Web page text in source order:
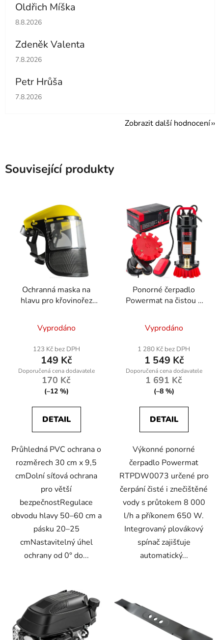
Oldřich Míška
Hodnocení obchodu je 5 z 5 hvězdiček.
8.8.2026
Zdeněk Valenta
Hodnocení obchodu je 5 z 5 hvězdiček.
7.8.2026
Petr Hrůša
Hodnocení obchodu je 5 z 5 hvězdiček.
7.8.2026
Zobrazit další hodnocení
Související produkty
Ochranná maska na
hlavu pro křovinořez
Vyprodáno
123 Kč bez DPH
149 Kč
170 Kč
(–12 %)
DETAIL
Průhledná PVC ochrana o
rozměrech 30 cm x 9,5
cmDolní síťová ochrana
pro větší
bezpečnostRegulace
obvodu hlavy 50–60 cm a
pásku 20–25
cmNastavitelný úhel
ochrany od 0° do...
Ponorné čerpadlo
Powermat na čistou a
l/h s plovákovým
spínačem
Vyprodáno
1 280 Kč bez DPH
1 549 Kč
1 691 Kč
(–8 %)
DETAIL
Výkonné ponorné
čerpadlo Powermat
RTPDW0073 určené pro
čerpání čisté i znečištěné
vody s průtokem 8 000
l/h a příkonem 650 W.
Integrovaný plovákový
spínač zajišťuje
automatický...